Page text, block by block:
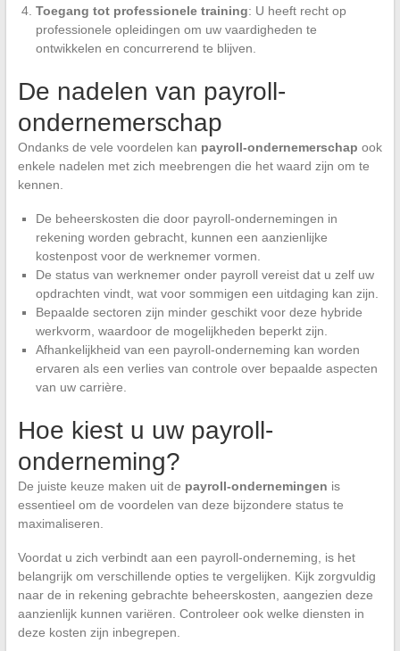
Toegang tot professionele training: U heeft recht op
professionele opleidingen om uw vaardigheden te
ontwikkelen en concurrerend te blijven.
De nadelen van payroll-
ondernemerschap
Ondanks de vele voordelen kan payroll-ondernemerschap ook
enkele nadelen met zich meebrengen die het waard zijn om te
kennen.
De beheerskosten die door payroll-ondernemingen in
rekening worden gebracht, kunnen een aanzienlijke
kostenpost voor de werknemer vormen.
De status van werknemer onder payroll vereist dat u zelf uw
opdrachten vindt, wat voor sommigen een uitdaging kan zijn.
Bepaalde sectoren zijn minder geschikt voor deze hybride
werkvorm, waardoor de mogelijkheden beperkt zijn.
Afhankelijkheid van een payroll-onderneming kan worden
ervaren als een verlies van controle over bepaalde aspecten
van uw carrière.
Hoe kiest u uw payroll-
onderneming?
De juiste keuze maken uit de payroll-ondernemingen is
essentieel om de voordelen van deze bijzondere status te
maximaliseren.
Voordat u zich verbindt aan een payroll-onderneming, is het
belangrijk om verschillende opties te vergelijken. Kijk zorgvuldig
naar de in rekening gebrachte beheerskosten, aangezien deze
aanzienlijk kunnen variëren. Controleer ook welke diensten in
deze kosten zijn inbegrepen.